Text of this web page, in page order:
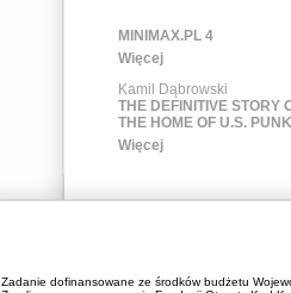
MINIMAX.PL 4
Więcej
Kamil Dąbrowski
THE DEFINITIVE STORY
THE HOME OF U.S. PUNK
Więcej
Zadanie dofinansowane ze środków budżetu